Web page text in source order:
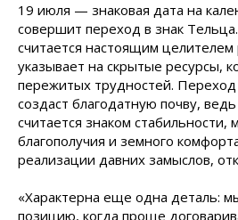
19 июля — знаковая дата на
совершит переход в знак
считается настоящим
указывает на скрытые ресурсы,
пережитых трудностей. Переход
создаст благодатную почву,
считается знаком стабильности,
благополучия и земного
реализации давних замыслов,
«Характерна еще одна деталь:
позицию, когда проще